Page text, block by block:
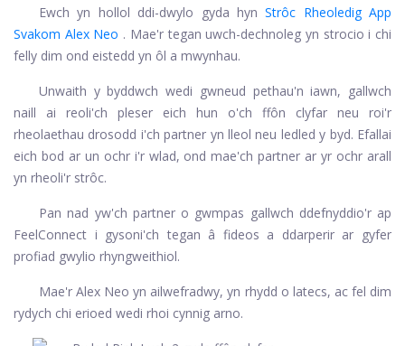
Ewch yn hollol ddi-dwylo gyda hynStrôc Rheoledig App
Svakom Alex Neo . Mae'r tegan uwch-dechnoleg yn strocio i chi
felly dim ond eistedd yn ôl a mwynhau.
Unwaith y byddwch wedi gwneud pethau'n iawn, gallwch
naill ai reoli'ch pleser eich hun o'ch ffôn clyfar neu roi'r
rheolaethau drosodd i'ch partner yn lleol neu ledled y byd. Efallai
eich bod ar un ochr i'r wlad, ond mae'ch partner ar yr ochr arall
yn rheoli'r strôc.
Pan nad yw'ch partner o gwmpas gallwch ddefnyddio'r ap
FeelConnect i gysoni'ch tegan â fideos a ddarperir ar gyfer
profiad gwylio rhyngweithiol.
Mae'r Alex Neo yn ailwefradwy, yn rhydd o latecs, ac fel dim
rydych chi erioed wedi rhoi cynnig arno.